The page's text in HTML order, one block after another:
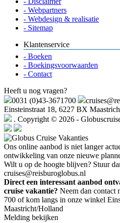
- Webpartners
- Webdesign & realisatie
- Sitemap
Klantenservice
- Boeken
- Boekingsvoorwaarden
- Contact
Heeft u nog vragen?
0031 (0)43-3671700
Einsteinstraat 18, 6227 BX
. Copyright © 2026 -
Ons online aanbod is niet langer
ontwikkeling van onze nieuwe
Wilt u op de hoogte blijven? Stuur
cruises@reisburoglobus.nl
Direct een interessant aanbod
cruise vakantie? Neem dan contact
700 of kom langs in onze winkel
Maastricht/Holland
Melding bekijken